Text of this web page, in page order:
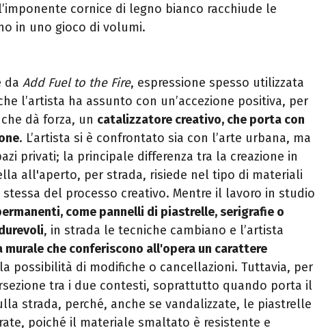
cornice di legno bianco racchiude le
in uno gioco di volumi.
da Add Fuel to the Fire, espressione spesso utilizzata
l’artista ha assunto con un’accezione positiva, per
dà forza, un catalizzatore creativo, che porta con
. L’artista si è confrontato sia con l’arte urbana, ma
privati; la principale differenza tra la creazione in
all'aperto, per strada, risiede nel tipo di materiali
del processo creativo. Mentre il lavoro in studio
come pannelli di piastrelle, serigrafie o
, in strada le tecniche cambiano e l’artista
che conferiscono all'opera un carattere
possibilità di modifiche o cancellazioni. Tuttavia, per
tra i due contesti, soprattutto quando porta il
strada, perché, anche se vandalizzate, le piastrelle
poiché il materiale smaltato è resistente e